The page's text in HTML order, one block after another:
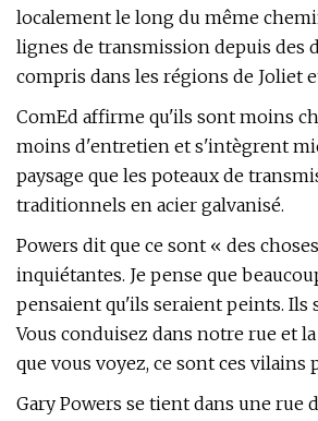
localement le long du même
lignes de transmission depuis des
compris dans les régions de Joliet
ComEd affirme qu'ils sont moins
moins d'entretien et s'intègrent
paysage que les poteaux de
traditionnels en acier galvanisé.
Powers dit que ce sont « des
inquiétantes. Je pense que
pensaient qu'ils seraient peints. Ils
Vous conduisez dans notre rue et
que vous voyez, ce sont ces vilains
Gary Powers se tient dans une rue